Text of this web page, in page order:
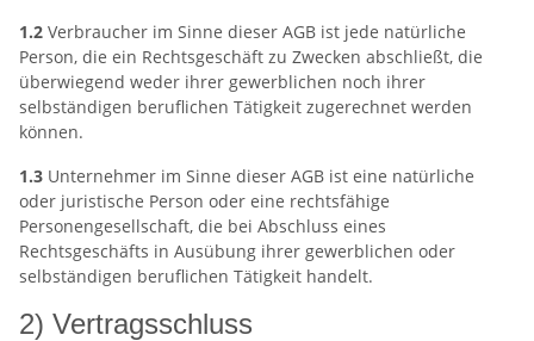
1.2 Verbraucher im Sinne dieser AGB ist jede natürliche
Person, die ein Rechtsgeschäft zu Zwecken abschließt, die
überwiegend weder ihrer gewerblichen noch ihrer
selbständigen beruflichen Tätigkeit zugerechnet werden
können.
1.3 Unternehmer im Sinne dieser AGB ist eine natürliche
oder juristische Person oder eine rechtsfähige
Personengesellschaft, die bei Abschluss eines
Rechtsgeschäfts in Ausübung ihrer gewerblichen oder
selbständigen beruflichen Tätigkeit handelt.
2) Vertragsschluss